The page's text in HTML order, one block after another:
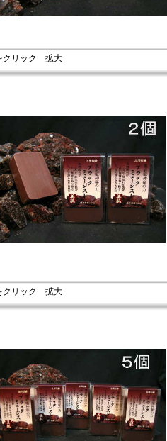
クリック 拡大
クリック 拡大